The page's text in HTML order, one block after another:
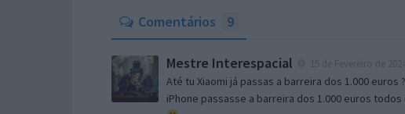
Comentários 9
Mestre Interespacial
Até tu Xiaomi já passas a barreira dos 1.000 euros
iPhone passasse a barreira dos 1.000 euros